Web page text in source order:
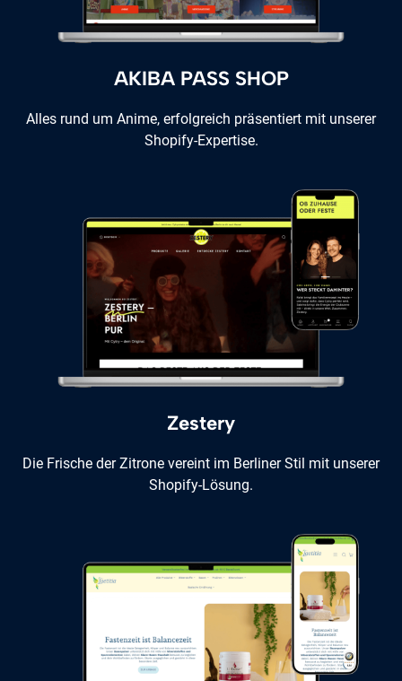
AKIBA PASS SHOP
Alles rund um Anime, erfolgreich präsentiert mit unserer
Shopify-Expertise.
Zestery
Die Frische der Zitrone vereint im Berliner Stil mit unserer
Shopify-Lösung.